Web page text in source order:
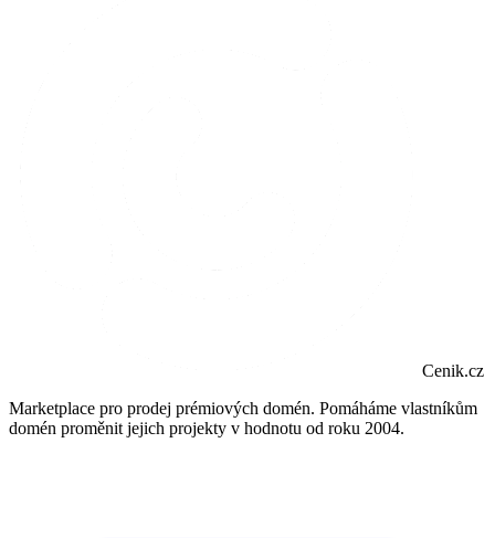
Cenik.cz
Marketplace pro prodej prémiových domén. Pomáháme vlastníkům
domén proměnit jejich projekty v hodnotu od roku 2004.